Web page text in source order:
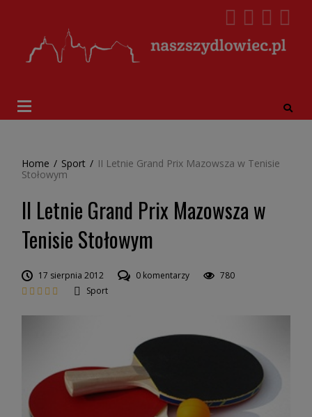
Home / Sport / II Letnie Grand Prix Mazowsza w Tenisie
Stołowym
II Letnie Grand Prix Mazowsza w
Tenisie Stołowym
17 sierpnia 2012 0 komentarzy
780
Sport